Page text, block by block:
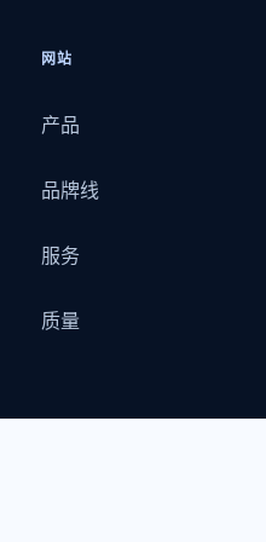
网站
产品
品牌线
服务
质量